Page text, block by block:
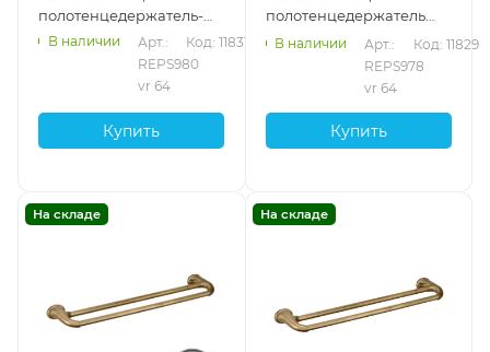
полотенцедержатель-
полка с двумя крючками
65см., подвесной, медь
В наличии
Арт.:
REPS980
vr 64
Код: 11831
Купить
полотенцедержатель
двойной, подвесной, 60
см, медь vecchio rame
В наличии
Арт.:
REPS978
vr 64
Код: 11829
Купить
На складе На складе